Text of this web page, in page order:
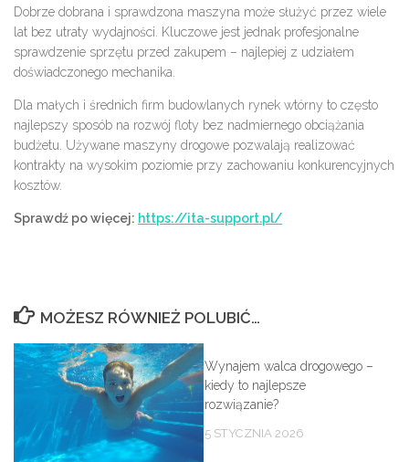
Dobrze dobrana i sprawdzona maszyna może służyć przez wiele
lat bez utraty wydajności. Kluczowe jest jednak profesjonalne
sprawdzenie sprzętu przed zakupem – najlepiej z udziałem
doświadczonego mechanika.
Dla małych i średnich firm budowlanych rynek wtórny to często
najlepszy sposób na rozwój floty bez nadmiernego obciążania
budżetu. Używane maszyny drogowe pozwalają realizować
kontrakty na wysokim poziomie przy zachowaniu konkurencyjnych
kosztów.
Sprawdź po więcej: https://ita-support.pl/
MOŻESZ RÓWNIEŻ POLUBIĆ…
Wynajem walca drogowego –
kiedy to najlepsze
rozwiązanie?
5 STYCZNIA 2026